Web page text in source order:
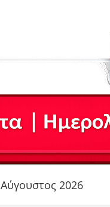
Αύγουστος 2026